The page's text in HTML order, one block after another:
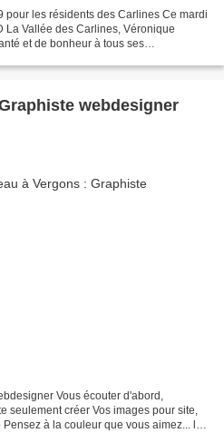
les résidents des Carlines Ce mardi
La Vallée des Carlines, Véronique
et de bonheur à tous ses
webdesigner
Vous écouter d'abord,
seulement créer Vos images pour site,
à la couleur que vous aimez... le